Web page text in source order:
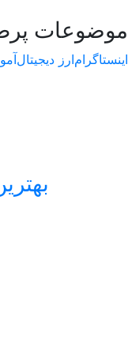
ارز دیجیتال